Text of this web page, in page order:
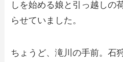
しを始める娘と引っ越しの
らせていました。
ちょうど、滝川の手前。石